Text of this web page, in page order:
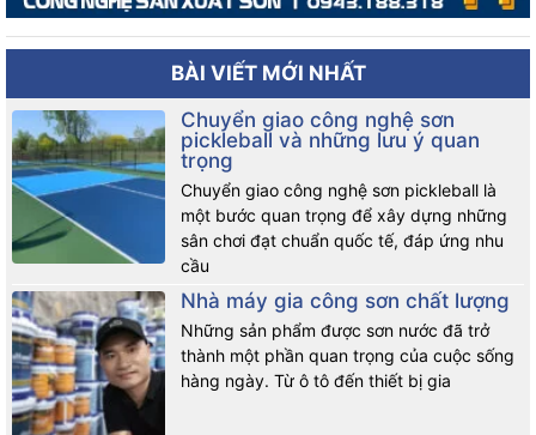
BÀI VIẾT MỚI NHẤT
Chuyển giao công nghệ sơn
pickleball và những lưu ý quan
trọng
Chuyển giao công nghệ sơn pickleball là
một bước quan trọng để xây dựng những
sân chơi đạt chuẩn quốc tế, đáp ứng nhu
cầu
Nhà máy gia công sơn chất lượng
Những sản phẩm được sơn nước đã trở
thành một phần quan trọng của cuộc sống
hàng ngày. Từ ô tô đến thiết bị gia